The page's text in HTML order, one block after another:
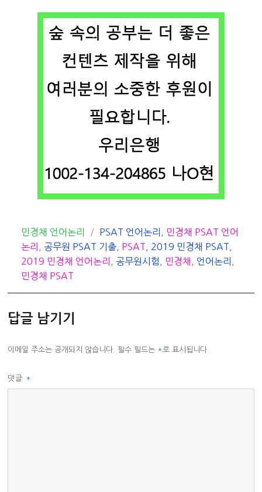
카
테
고
리
민경채 언어논리
태
그
PSAT 언어논리
민경채 PSAT 언어
논리
공무원 PSAT 기출 PSAT 2019 민경채 PSAT
2019 민경채 언어논리
공무원시험 민경채 언어논리
민경채 PSAT
답글 남기기
이메일 주소는 공개되지 않습니다. 필수 필드는 * 로 표시됩니다
댓글 *